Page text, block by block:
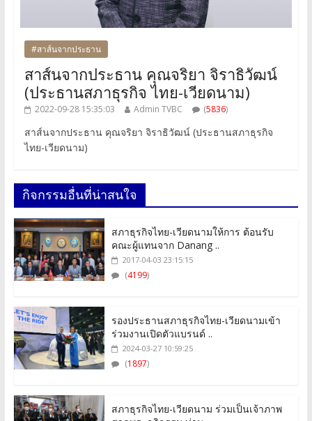
#สาส์นจากประธาน
สาส์นจากประธาน คุณจริยา จิราธิวัฒน์
(ประธานสภาธุรกิจ ไทย-เวียดนาม)
2022-09-28 15:35:03 Admin TVBC (5836)
สาส์นจากประธาน คุณจริยา จิราธิวัฒน์ (ประธานสภาธุรกิจ
ไทย-เวียดนาม)
กิจกรรมอื่นที่น่าสนใจ
สภาธุรกิจไทย-เวียดนามให้การ ต้อนรับ
คณะผู้แทนจาก Danang ..
2017-04-03 23:15:15
(4199)
รองประธานสภาธุรกิจไทย-เวียดนามเข้า
ร่วมงานเปิดตัวแบรนด์ ..
2024-03-27 10:59:25
(1897)
สภาธุรกิจไทย-เวียดนาม ร่วมเป็นเจ้าภาพ